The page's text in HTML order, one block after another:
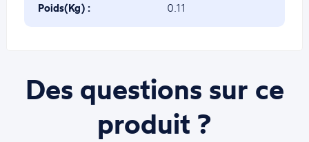
Poids(Kg) : 0.11
Des questions sur ce
produit ?